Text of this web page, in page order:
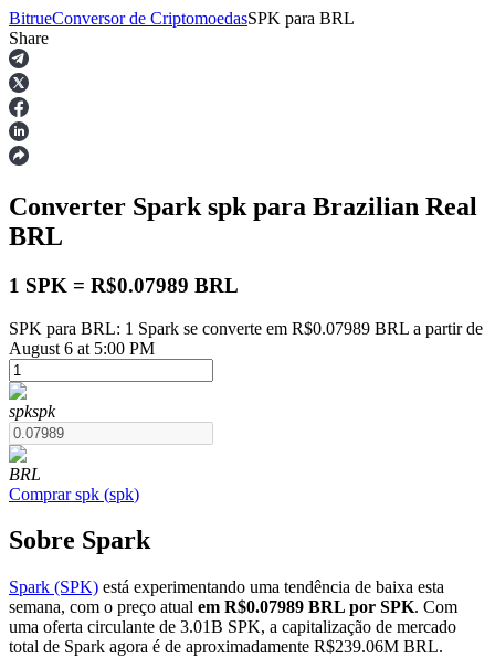
Futuros
Futuros de USDT
Futuros COIN-M
Futuros de criptomoeda
BitrueConversor de CriptomoedasSPK para BRL
Share
Converter Spark spk para Brazilian Real
BRL
1 SPK = R$0.07989 BRL
SPK para BRL: 1 Spark se converte em R$0.07989 BRL a partir de
August 6 at 5:00 PM
spkspk
BRL
Comprar spk (spk)
Sobre Spark
Spark (SPK) está experimentando uma tendência de baixa esta
semana, com o preço atual em R$0.07989 BRL por SPK. Com
uma oferta circulante de 3.01B SPK, a capitalização de mercado
total de Spark agora é de aproximadamente R$239.06M BRL.